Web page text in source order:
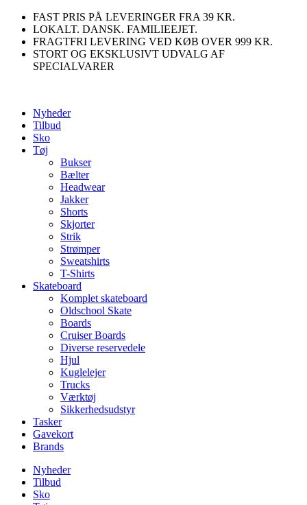
Videre
indhold
FAST PRIS PÅ LEVERINGER FRA 39 KR.
LOKALT. DANSK. FAMILIEEJET.
FRAGTFRI LEVERING VED KØB OVER 999 KR.
STORT OG EKSKLUSIVT UDVALG AF
SPECIALVARER
Nyheder
Tilbud
Sko
Tøj
Bukser
Bælter
Headwear
Jakker
Shorts
Skjorter
Strik
Strømper
Sweatshirts
T-Shirts
Skateboard
Komplet skateboard
Oldschool Skate
Boards
Cruiser Boards
Diverse reservedele
Hjul
Kuglelejer
Trucks
Værktøj
Sikkerhedsudstyr
Tasker
Gavekort
Brands
Nyheder
Tilbud
Sko